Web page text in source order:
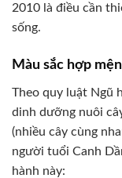
2010 là điều cần
sống.
Màu sắc hợp
Theo quy luật Ngũ
dinh dưỡng nuôi
(nhiều cây cùng
người tuổi Canh
hành này: